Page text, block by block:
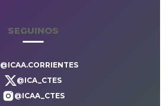
SEGUINOS
@ICAA.CORRIENTES
@ICA_CTES
@ICAA_CTES